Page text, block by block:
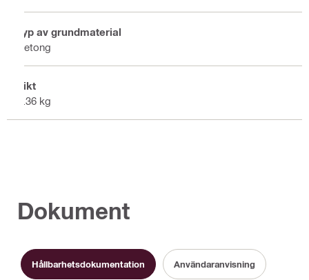
Typ av grundmaterial
Betong
Vikt
7.36 kg
Dokument
Hållbarhetsdokumentation Användaranvisning